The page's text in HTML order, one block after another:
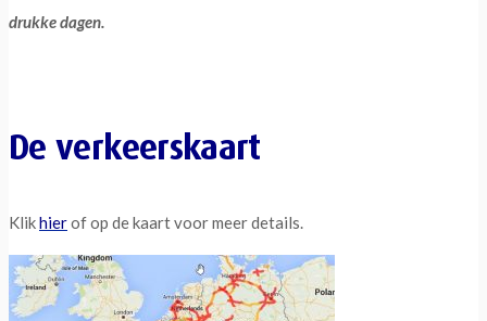
drukke dagen.
De verkeerskaart
Klikhierof op de kaart voor meer details.